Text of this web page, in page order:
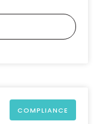
COMPLIANCE